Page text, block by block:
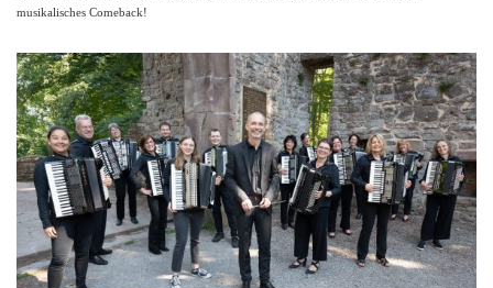
musikalisches Comeback!